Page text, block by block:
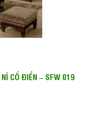
CỔ ĐIỂN – SFW 019